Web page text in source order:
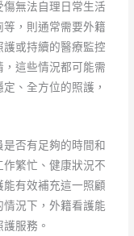
無法自理日常生活
，則通常需要外籍
或持續的醫療監控
這些情況都可能需
、全方位的照護，
否有足夠的時間和
繁忙、健康狀況不
有效補充這一照顧
況下，外籍看護能
服務。